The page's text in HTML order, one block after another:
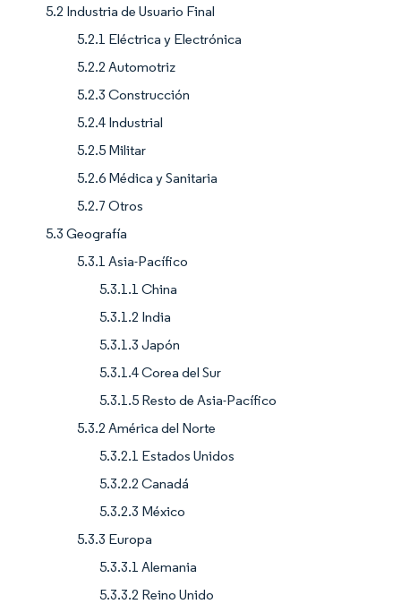
5.2 Industria de Usuario Final
5.2.1 Eléctrica y Electrónica
5.2.2 Automotriz
5.2.3 Construcción
5.2.4 Industrial
5.2.5 Militar
5.2.6 Médica y Sanitaria
5.2.7 Otros
5.3 Geografía
5.3.1 Asia-Pacífico
5.3.1.1 China
5.3.1.2 India
5.3.1.3 Japón
5.3.1.4 Corea del Sur
5.3.1.5 Resto de Asia-Pacífico
5.3.2 América del Norte
5.3.2.1 Estados Unidos
5.3.2.2 Canadá
5.3.2.3 México
5.3.3 Europa
5.3.3.1 Alemania
5.3.3.2 Reino Unido